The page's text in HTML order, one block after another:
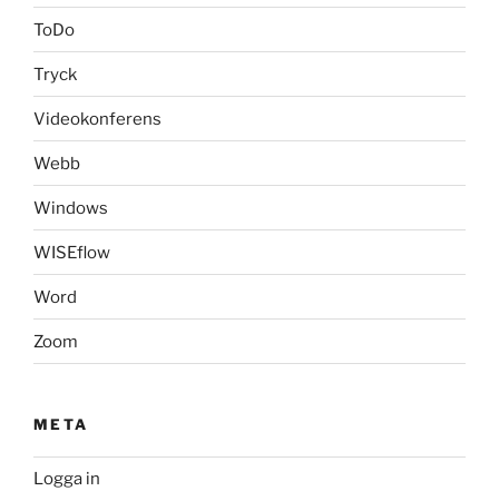
ToDo
Tryck
Videokonferens
Webb
Windows
WISEflow
Word
Zoom
META
Logga in